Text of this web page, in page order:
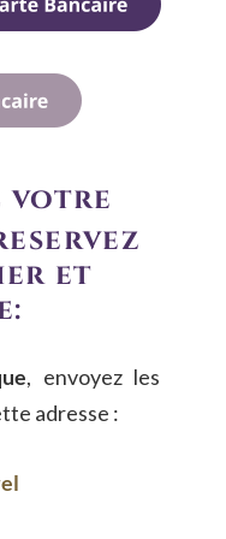
votre
et
, envoyez les
adresse :